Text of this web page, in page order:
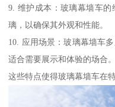
9. 维护成本：玻璃幕墙车
璃，以确保其外观和性能。
10. 应用场景：玻璃幕墙车
适合需要展示和体验的场合。
这些特点使得玻璃幕墙车在